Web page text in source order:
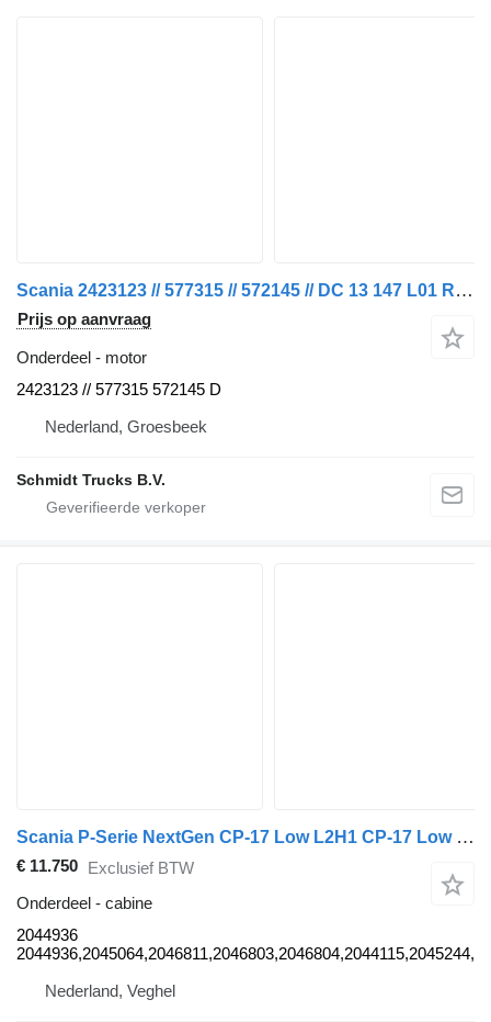
Scania 2423123 // 577315 // 572145 // DC 13 147 L01 R 450 EURO 6 MODEL motor voor vrachtwagen
Prijs op aanvraag
Onderdeel - motor
2423123 // 577315 572145 D
Nederland, Groesbeek
Schmidt Trucks B.V.
Scania P-Serie NextGen CP-17 Low L2H1 CP-17 Low L2H1 2044936 cabine voor Scania P-Serie NextGen vrachtwagen
€ 11.750 Exclusief BTW
Onderdeel - cabine
2044936
Nederland, Veghel